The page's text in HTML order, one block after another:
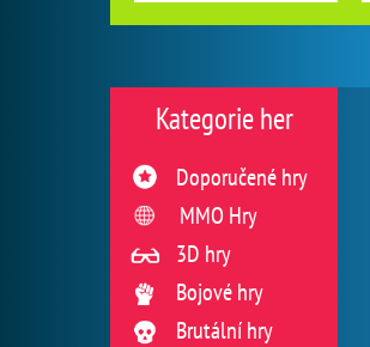
Kategorie her
Doporučené hry
MMO Hry
3D hry
Bojové hry
Brutální hry